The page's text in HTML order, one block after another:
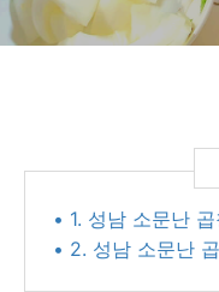
• 1. 성남 소문난
• 2. 성남 소문난